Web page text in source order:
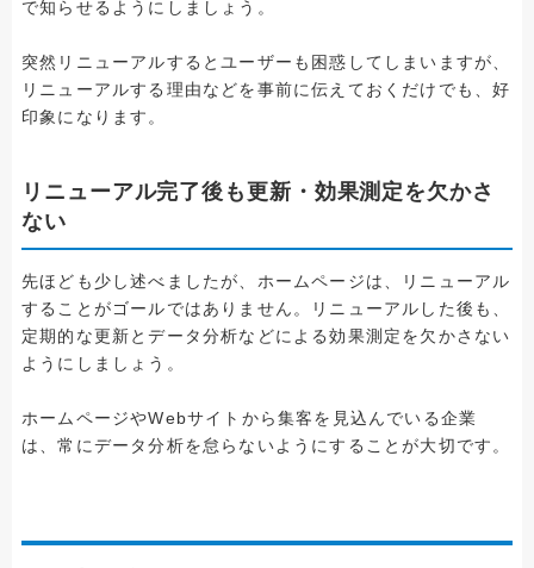
で知らせるようにしましょう。
突然リニューアルするとユーザーも困惑してしまいますが、
リニューアルする理由などを事前に伝えておくだけでも、好
印象になります。
リニューアル完了後も更新・効果測定を欠かさ
ない
先ほども少し述べましたが、ホームページは、リニューアル
することがゴールではありません。リニューアルした後も、
定期的な更新とデータ分析などによる効果測定を欠かさない
ようにしましょう。
ホームページやWebサイトから集客を見込んでいる企業
は、常にデータ分析を怠らないようにすることが大切です。